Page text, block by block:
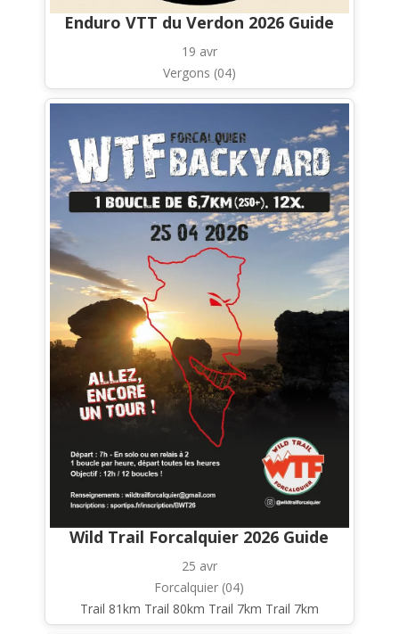
Enduro VTT du Verdon 2026 Guide
19 avr
Vergons (04)
Wild Trail Forcalquier 2026 Guide
25 avr
Forcalquier (04)
Trail 81km Trail 80km Trail 7km Trail 7km